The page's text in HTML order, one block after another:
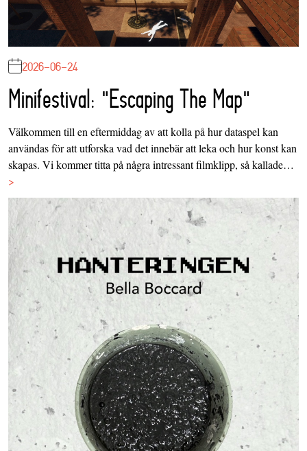
2026-06-24
Minifestival: "Escaping The Map"
Välkommen till en eftermiddag av att kolla på hur dataspel kan
användas för att utforska vad det innebär att leka och hur konst kan
skapas. Vi kommer titta på några intressant filmklipp, så kallade…
>